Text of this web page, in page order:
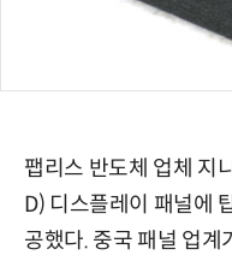
팹리스 반도체 업체 지
D) 디스플레이 패널에
공했다. 중국 패널 업계